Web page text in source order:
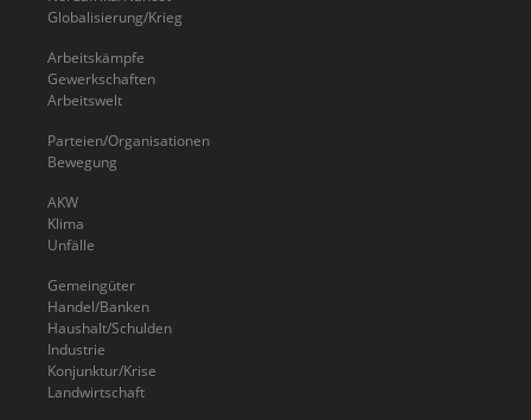
Globalisierung/Krieg
Arbeitskämpfe
Gewerkschaften
Arbeitswelt
Parteien/Organisationen
Bewegung
AKW
Klima
Unfälle
Gemeingüter
Handel/Banken
Haushalt/Schulden
Industrie
Konjunktur/Krise
Landwirtschaft